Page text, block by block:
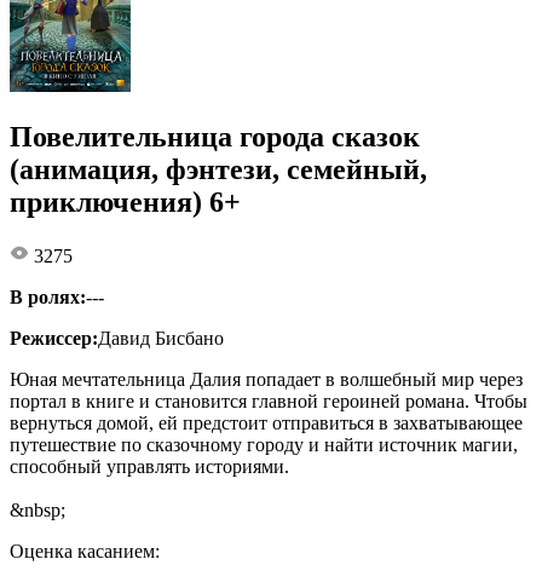
Повелительница города сказок
(анимация, фэнтези, семейный,
приключения) 6+
3275
В ролях:---
Режиссер:Давид Бисбано
Юная мечтательница Далия попадает в волшебный мир через
портал в книге и становится главной героиней романа. Чтобы
вернуться домой, ей предстоит отправиться в захватывающее
путешествие по сказочному городу и найти источник магии,
способный управлять историями.
&nbsp;
Оценка касанием: